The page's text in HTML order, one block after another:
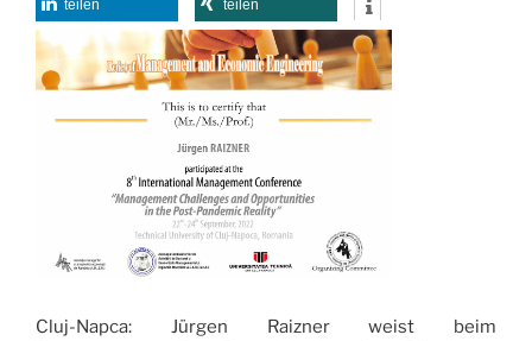
teilen teilen
Cluj-Napca: Jürgen Raizner weist beim